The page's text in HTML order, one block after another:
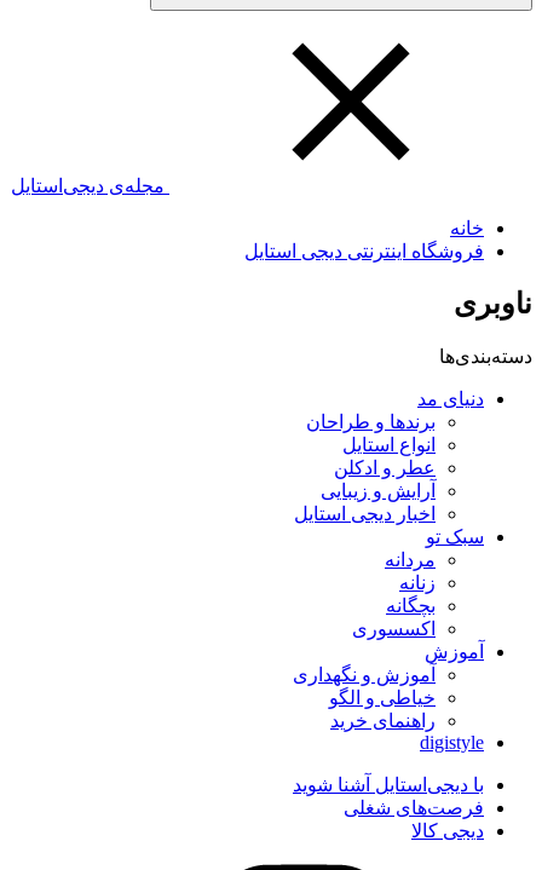
مجله‌ی دیجی‌استایل
خانه
فروشگاه اینترنتی دیجی استایل
ناوبری
دسته‌بندی‌ها
دنیای مد
برندها و طراحان
انواع استایل
عطر و ادکلن
آرایش و زیبایی
اخبار دیجی استایل
سبک تو
مردانه
زنانه
بچگانه
اکسسوری
آموزش
آموزش و نگهداری
خیاطی و الگو
راهنمای خرید
digistyle
با دیجی‌استایل آشنا شوید
فرصت‌های شغلی
دیجی کالا